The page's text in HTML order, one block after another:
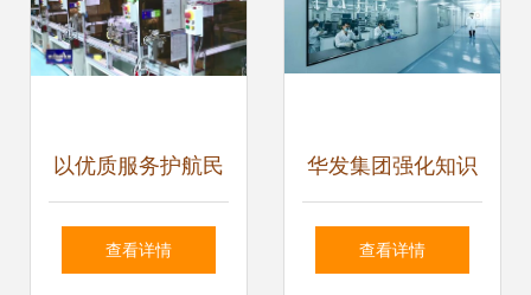
以优质服务护航民
营企业高质量发展
查看详情
华发集团强化知识
产权管理助力高质
查看详情